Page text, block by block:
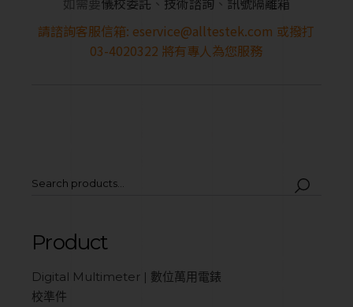
請諮詢客服信箱: eservice@alltestek.com 或撥打
03-4020322 將有專人為您服務
Product
Digital Multimeter | 數位萬用電錶
校準件